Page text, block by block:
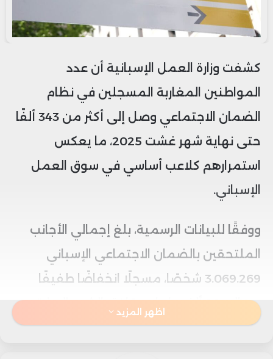
كشفت وزارة العمل الإسبانية أن عدد
المواطنين المغاربة المسجلين في نظام
الضمان الاجتماعي وصل إلى أكثر من 343 ألفًا
حتى نهاية شهر غشت 2025، ما يعكس
استمرارهم كلاعب أساسي في سوق العمل
الإسباني.
ووفقًا للبيانات الرسمية، بلغ إجمالي الأجانب
الملتحقين بالضمان الاجتماعي الإسباني
3.069.269 شخصًا، مسجلًا انخفاضًا طفيفًا
بحوالي 22 ألف عامل مقارنة بالشهر السابق.
اظهر المزيد